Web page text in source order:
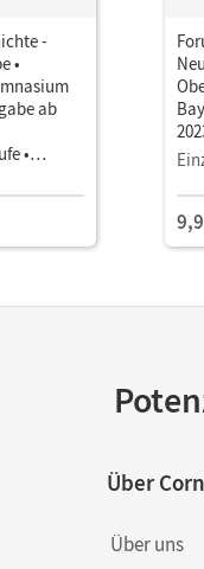
-
•
ab
•
Mit
Über
Über uns